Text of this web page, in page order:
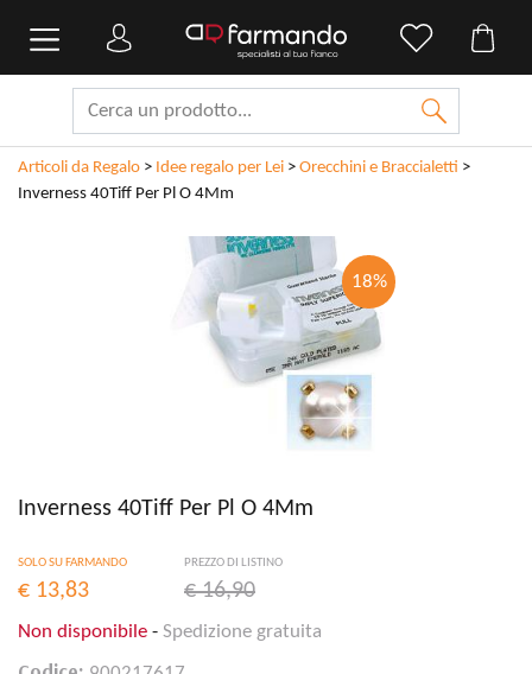
Articoli da Regalo > Idee regalo per Lei > Orecchini e Braccialetti >
Inverness 40Tiff Per Pl O 4Mm
18%
Inverness 40Tiff Per Pl O 4Mm
SOLO SU FARMANDO
€ 13,83
PREZZO DI LISTINO
€ 16,90
Non disponibile - Spedizione gratuita